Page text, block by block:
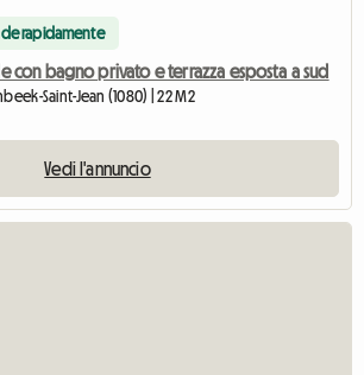
rapidamente
con bagno privato e terrazza esposta a sud
Saint-Jean (1080) | 22 M2
Vedi l'annuncio